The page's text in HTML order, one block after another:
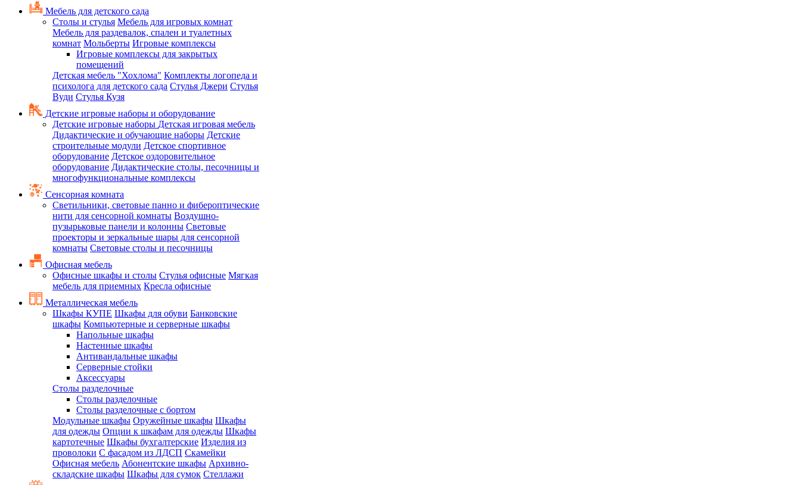
Мебель для детского сада
Столы и стулья Мебель для игровых комнат
Мебель для раздевалок, спален и туалетных
комнат Мольберты Игровые комплексы
Игровые комплексы для закрытых
помещений
Детская мебель "Хохлома" Комплекты логопеда и
психолога для детского сада Стулья Джери Стулья
Вуди Стулья Кузя
Детские игровые наборы и оборудование
Детские игровые наборы Детская игровая мебель
Дидактические и обучающие наборы Детские
строительные модули Детское спортивное
оборудование Детское оздоровительное
оборудование Дидактические столы, песочницы и
многофункциональные комплексы
Сенсорная комната
Светильники, световые панно и фибероптические
нити для сенсорной комнаты Воздушно-
пузырьковые панели и колонны Световые
проекторы и зеркальные шары для сенсорной
комнаты Световые столы и песочницы
Офисная мебель
Офисные шкафы и столы Стулья офисные Мягкая
мебель для приемных Кресла офисные
Металлическая мебель
Шкафы КУПЕ Шкафы для обуви Банковские
шкафы Компьютерные и серверные шкафы
Напольные шкафы
Настенные шкафы
Антивандальные шкафы
Серверные стойки
Аксессуары
Столы разделочные
Столы разделочные
Столы разделочные с бортом
Модульные шкафы Оружейные шкафы Шкафы
для одежды Опции к шкафам для одежды Шкафы
картотечные Шкафы бухгалтерские Изделия из
проволоки С фасадом из ЛДСП Скамейки
Офисная мебель Абонентские шкафы Архивно-
складские шкафы Шкафы для сумок Стеллажи